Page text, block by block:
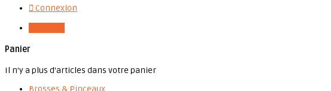
 Connexion
Panier
Il n'y a plus d'articles dans votre panier